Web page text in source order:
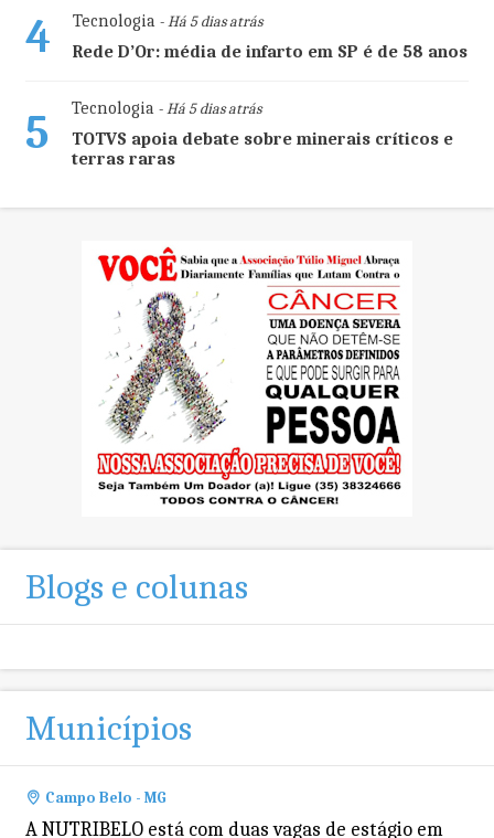
4 Tecnologia- Há 5 dias atrás
Rede D’Or: média de infarto em SP é de 58 anos
5 Tecnologia- Há 5 dias atrás
TOTVS apoia debate sobre minerais críticos e
terras raras
Blogs e colunas
Municípios
Campo Belo - MG
A NUTRIBELO está com duas vagas de estágio em